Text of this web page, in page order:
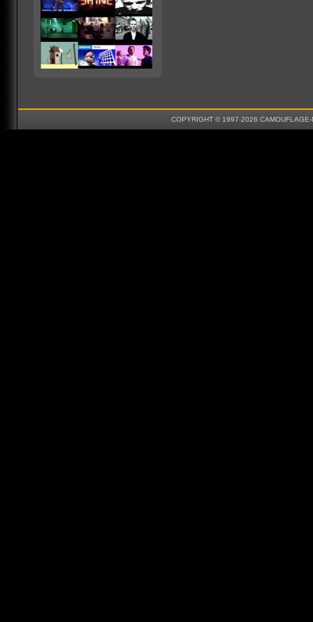
COPYRIGHT © 1997-2026 CAMOUFLAGE-